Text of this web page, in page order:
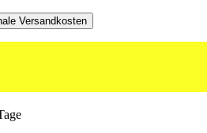
Versandkosten